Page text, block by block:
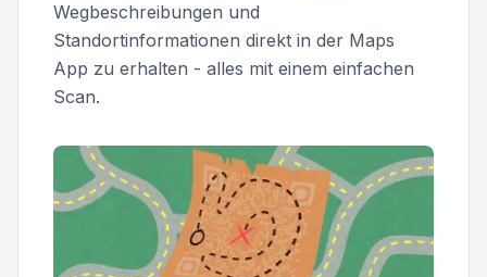
Wegbeschreibungen und
Standortinformationen direkt in der Maps
App zu erhalten - alles mit einem einfachen
Scan.